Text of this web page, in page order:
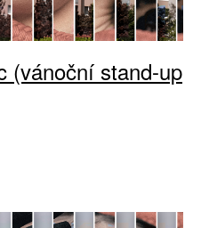
(vánoční stand-up